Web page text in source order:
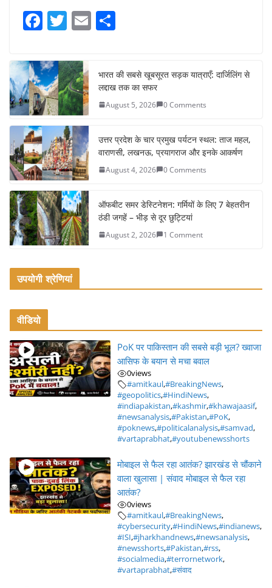
F
c
e
b
o
o
k
T
itt
er
E
e
भारत की सबसे खूबसूरत सड़क यात्राएँ: दार्जिलिंग से
लद्दाख तक का सफर
August 5, 2026 0 Comments
उत्तर प्रदेश के चार प्रमुख पर्यटन स्थल: ताज महल,
वाराणसी, लखनऊ, प्रयागराज और इनके आकर्षण
August 4, 2026 0 Comments
ऑफबीट समर डेस्टिनेशन: गर्मियों के लिए 7 बेहतरीन
ठंडी जगहें – भीड़ से दूर छुट्टियां
August 2, 2026 1 Comment
उपयोगी श्रेणियां
वीडियो
PoK पर पाकिस्तान की सबसे बड़ी भूल? ख्वाजा
आसिफ के बयान से मचा बवाल
0views
#amitkaul,#BreakingNews,
#geopolitics,#HindiNews,
#indiapakistan,#kashmir,#khawajaasif,
#newsanalysis,#Pakistan,#PoK,
#poknews,#politicalanalysis,#samvad,
#vartaprabhat,#youtubenewsshorts
मोबाइल से फैल रहा आतंक? झारखंड से चौंकाने
वाला खुलासा | संवाद मोबाइल से फैल रहा
आतंक?
0views
#amitkaul,#BreakingNews,
#cybersecurity,#HindiNews,#indianews,
#ISI,#jharkhandnews,#newsanalysis,
#newsshorts,#Pakistan,#rss,
#socialmedia,#terrornetwork,
#vartaprabhat,#संवाद